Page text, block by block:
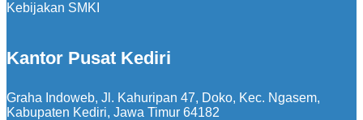
Kebijakan SMKI
Kantor Pusat Kediri
Graha Indoweb, Jl. Kahuripan 47, Doko, Kec. Ngasem,
Kabupaten Kediri, Jawa Timur 64182